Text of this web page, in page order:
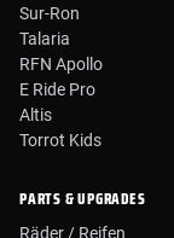
Sur-Ron
Talaria
RFN Apollo
E Ride Pro
Altis
Torrot Kids
PARTS & UPGRADES
Räder / Reifen